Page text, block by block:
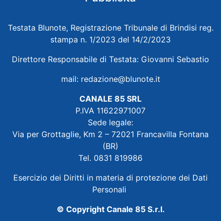
Testata Blunote, Registrazione Tribunale di Brindisi reg.
stampa n. 1/2023 del 14/2/2023
Direttore Responsabile di Testata: Giovanni Sebastio
mail: redazione@blunote.it
CANALE 85 SRL
P.IVA 11622971007
Sede legale:
Via per Grottaglie, Km 2 – 72021 Francavilla Fontana
(BR)
Tel. 0831 819986
Esercizio dei Diritti in materia di protezione dei Dati
Personali
© Copyright Canale 85 S.r.l.